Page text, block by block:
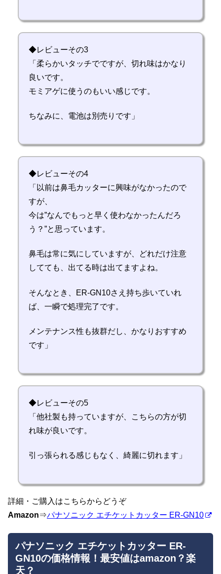
◆レビューその3
「柔らかいタッチでですが、切れ味はかなり
良いです。
モミアゲに使うのもいい感じです。
ちなみに、電池は別売りです」
◆レビューその4
「以前は鼻毛カッターに興味がなかったので
すが、
今は”なんでもっと早く使わなかったんだろ
う？”と思っています。
鼻毛は常に気にしていますが、どれだけ注意
してても、出てる時は出てますよね。
そんなとき、ER-GN10さえ持ち歩いていれ
ば、一瞬で処理完了です。
メンテナンス性も抜群だし、かなりおすすめ
です」
◆レビューその5
「他社製も持っていますが、こちらの方が切
れ味が良いです。
引っ張られる感じもなく、綺麗に切れます」
詳細・ご購入はこちらからどうぞ
Amazon⇒パナソニック エチケットカッター ER-GN10
パナソニック エチケットカッター ER-
GN10の価格情報！最安値はamazon？楽
天？